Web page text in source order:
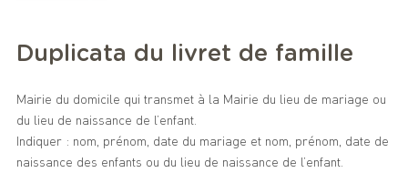
Duplicata du livret de famille
Mairie du domicile qui transmet à la Mairie du lieu de mariage ou
du lieu de naissance de l’enfant.
Indiquer : nom, prénom, date du mariage et nom, prénom, date de
naissance des enfants ou du lieu de naissance de l’enfant.